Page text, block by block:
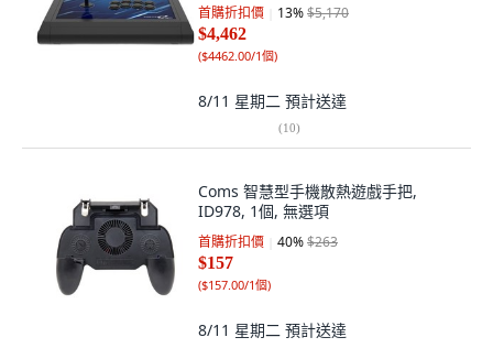
首購折扣價 13%$5,170
$4,462
($4462.00/1個)
8/11 星期二 預計送達
(10)
Coms 智慧型手機散熱遊戲手把,
ID978, 1個, 無選項
首購折扣價 40%$263
$157
($157.00/1個)
8/11 星期二 預計送達